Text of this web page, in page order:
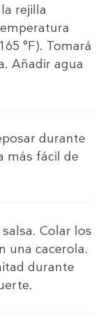
rejilla
°F). Tomará
Añadir agua
durante
más fácil de
Colar los
una cacerola.
durante